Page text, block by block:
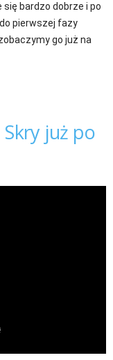
się bardzo dobrze i po
pierwszej fazy
go już na
Skry już po